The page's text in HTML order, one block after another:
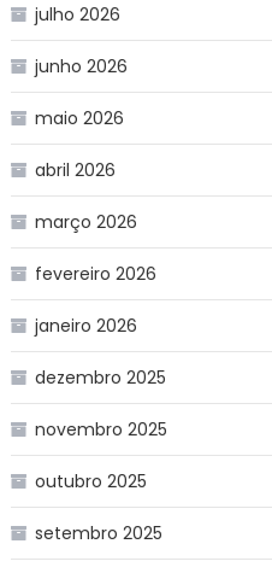
julho 2026
junho 2026
maio 2026
abril 2026
março 2026
fevereiro 2026
janeiro 2026
dezembro 2025
novembro 2025
outubro 2025
setembro 2025